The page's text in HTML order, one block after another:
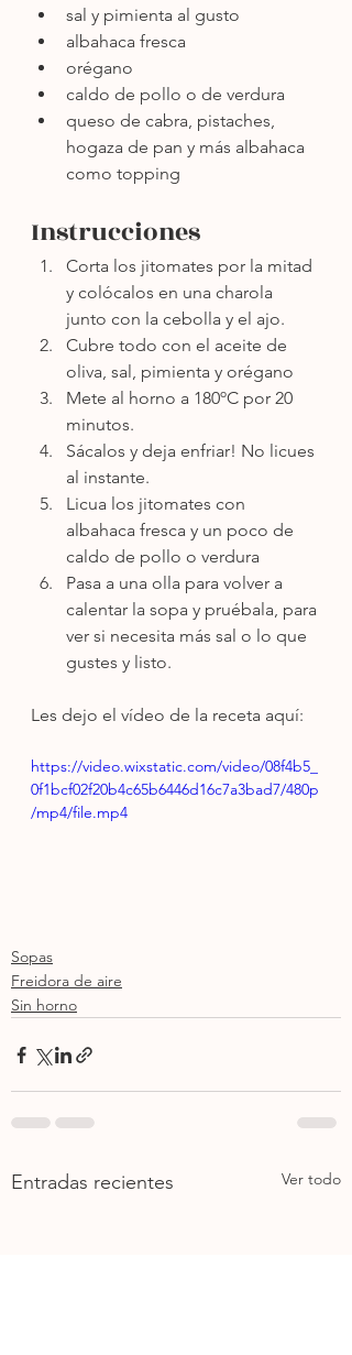
sal y pimienta al gusto
albahaca fresca
orégano
caldo de pollo o de verdura
queso de cabra, pistaches,
hogaza de pan y más albahaca
como topping
Instrucciones
Corta los jitomates por la mitad
y colócalos en una charola
junto con la cebolla y el ajo.
Cubre todo con el aceite de
oliva, sal, pimienta y orégano
Mete al horno a 180ºC por 20
minutos.
Sácalos y deja enfriar! No licues
al instante.
Licua los jitomates con
albahaca fresca y un poco de
caldo de pollo o verdura
Pasa a una olla para volver a
calentar la sopa y pruébala, para
ver si necesita más sal o lo que
gustes y listo.
Les dejo el vídeo de la receta aquí:
https://video.wixstatic.com/video/08f4b5_
0f1bcf02f20b4c65b6446d16c7a3bad7/480p
/mp4/file.mp4
Sopas
Freidora de aire
Sin horno
Entradas recientes Ver todo